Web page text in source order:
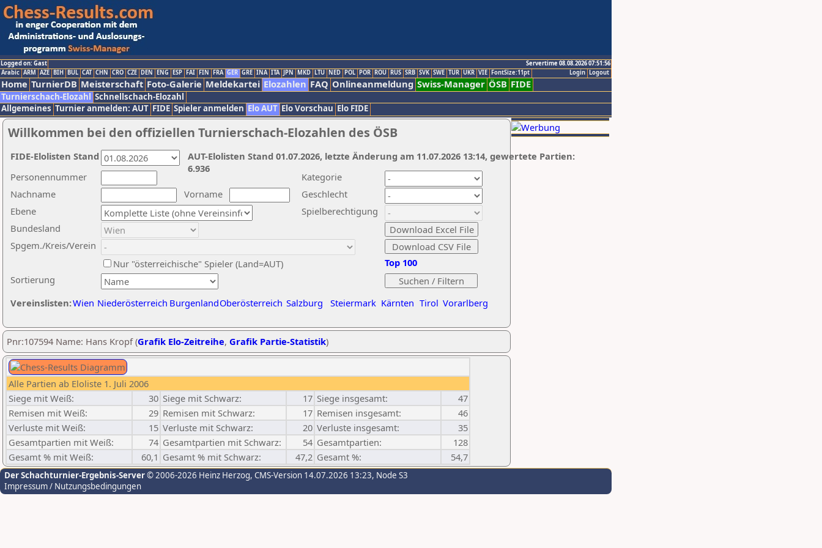
Logged on: Gast
Servertime 08.08.2026 07:51:56
Logout
Login
Arabic ARM AZE BIH BUL CAT CHN CRO CZE DEN ENG ESP FAI FIN FRA GER GRE INA ITA JPN MKD LTU NED POL POR ROU RUS SRB SVK SWE TUR UKR VIE FontSize:11pt
Home TurnierDB Meisterschaft Foto-Galerie Meldekartei Elozahlen FAQ Onlineanmeldung Swiss-Manager ÖSB FIDE
Turnierschach-Elozahl Schnellschach-Elozahl
Allgemeines Turnier anmelden: AUT FIDE Spieler anmelden Elo AUT Elo Vorschau Elo FIDE
Willkommen bei den offiziellen Turnierschach-Elozahlen des ÖSB
Nachname
Vorname
Ebene
Kategorie
Sortierung
Personennummer
Bundesland
Spgem./Kreis/Verein
Geschlecht
Nur "österreichische" Spieler (Land=AUT)
Spielberechtigung
Vereinslisten:Wien Niederösterreich BurgenlandOberösterreich Salzburg Steiermark Kärnten Tirol Vorarlberg
Top 100
AUT-Elolisten Stand 01.07.2026, letzte Änderung am 11.07.2026 13:14, gewertete Partien:
6.936
FIDE-Elolisten Stand
Pnr:107594 Name: Hans Kropf (Grafik Elo-Zeitreihe, Grafik Partie-Statistik)
Alle Partien ab Eloliste 1. Juli 2006
Siege mit Weiß:
30 Siege mit Schwarz: 17 Siege insgesamt:
47
Remisen mit Weiß:
29 Remisen mit Schwarz: 17 Remisen insgesamt:
46
Verluste mit Weiß:
15 Verluste mit Schwarz: 20 Verluste insgesamt:
35
Gesamtpartien mit Weiß:
74 Gesamtpartien mit Schwarz: 54 Gesamtpartien:
128
Gesamt % mit Weiß:
60,1 Gesamt % mit Schwarz: 47,2 Gesamt %: 54,7
Der Schachturnier-Ergebnis-Server© 2006-2026 Heinz Herzog, CMS-Version 14.07.2026 13:23, Node S3
Impressum / Nutzungsbedingungen